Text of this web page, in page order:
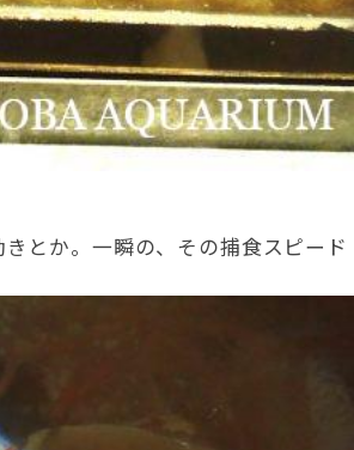
とか。一瞬の、その捕食スピード